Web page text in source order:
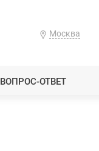
Москва
ВОПРОС-ОТВЕТ